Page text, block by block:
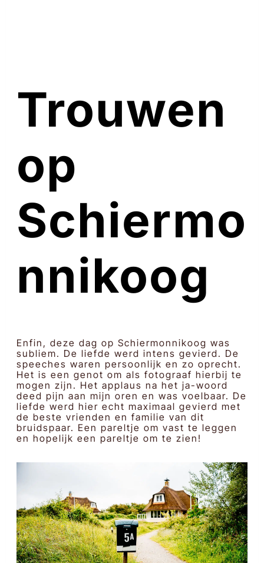
Trouwen
op
Schiermo
nnikoog
Enfin, deze dag op Schiermonnikoog was
subliem. De liefde werd intens gevierd. De
speeches waren persoonlijk en zo oprecht.
Het is een genot om als fotograaf hierbij te
mogen zijn. Het applaus na het ja-woord
deed pijn aan mijn oren en was voelbaar. De
liefde werd hier echt maximaal gevierd met
de beste vrienden en familie van dit
bruidspaar. Een pareltje om vast te leggen
en hopelijk een pareltje om te zien!